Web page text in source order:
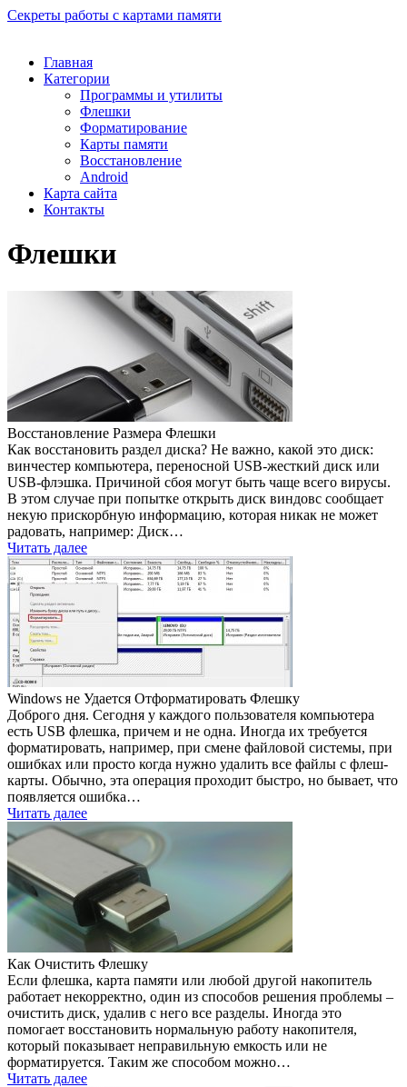
Секреты работы с картами памяти
Главная
Категории
Программы и утилиты
Флешки
Форматирование
Карты памяти
Восстановление
Android
Карта сайта
Контакты
Флешки
Восстановление Размера Флешки
Как восстановить раздел диска? Не важно, какой это диск:
винчестер компьютера, переносной USB-жесткий диск или
USB-флэшка. Причиной сбоя могут быть чаще всего вирусы.
В этом случае при попытке открыть диск виндовс сообщает
некую прискорбную информацию, которая никак не может
радовать, например: Диск…
Читать далее
Windows не Удается Отформатировать Флешку
Доброго дня. Сегодня у каждого пользователя компьютера
есть USB флешка, причем и не одна. Иногда их требуется
форматировать, например, при смене файловой системы, при
ошибках или просто когда нужно удалить все файлы с флеш-
карты. Обычно, эта операция проходит быстро, но бывает, что
появляется ошибка…
Читать далее
Как Очистить Флешку
Если флешка, карта памяти или любой другой накопитель
работает некорректно, один из способов решения проблемы –
очистить диск, удалив с него все разделы. Иногда это
помогает восстановить нормальную работу накопителя,
который показывает неправильную емкость или не
форматируется. Таким же способом можно…
Читать далее